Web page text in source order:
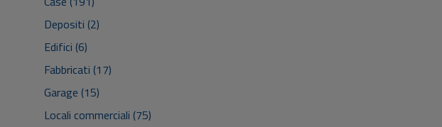
Depositi (2)
Edifici (6)
Fabbricati (17)
Garage (15)
Locali commerciali (75)